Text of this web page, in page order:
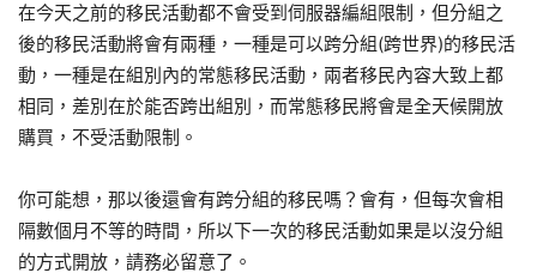
在今天之前的移民活動都不會受到伺服器編組限制，但分組之
後的移民活動將會有兩種，一種是可以跨分組(跨世界)的移民活
動，一種是在組別內的常態移民活動，兩者移民內容大致上都
相同，差別在於能否跨出組別，而常態移民將會是全天候開放
購買，不受活動限制。
你可能想，那以後還會有跨分組的移民嗎？會有，但每次會相
隔數個月不等的時間，所以下一次的移民活動如果是以沒分組
的方式開放，請務必留意了。